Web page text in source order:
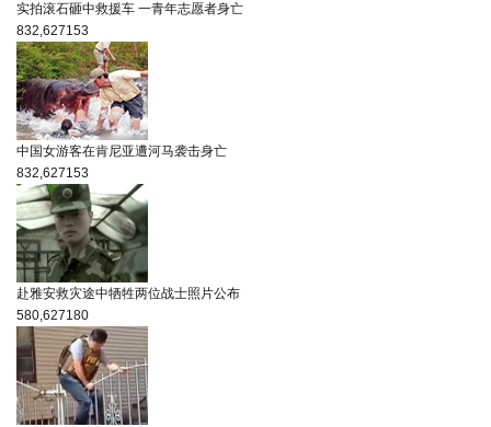
实拍滚石砸中救援车 一青年志愿者身亡
832,627153
中国女游客在肯尼亚遭河马袭击身亡
832,627153
赴雅安救灾途中牺牲两位战士照片公布
580,627180